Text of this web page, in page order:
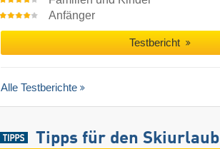
Anfänger
Testbericht
Alle Testberichte
Tipps für den Skiurlaub